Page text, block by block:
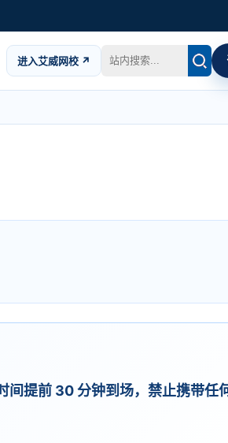
进入艾威网校 ↗
间提前 30 分钟到场，禁止携带任